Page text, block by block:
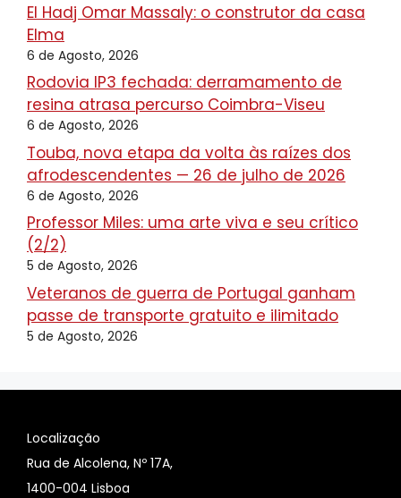
El Hadj Omar Massaly: o construtor da casa
Elma
6 de Agosto, 2026
Rodovia IP3 fechada: derramamento de
resina atrasa percurso Coimbra-Viseu
6 de Agosto, 2026
Touba, nova etapa da volta às raízes dos
afrodescendentes — 26 de julho de 2026
6 de Agosto, 2026
Professor Miles: uma arte viva e seu crítico
(2/2)
5 de Agosto, 2026
Veteranos de guerra de Portugal ganham
passe de transporte gratuito e ilimitado
5 de Agosto, 2026
Localização
Rua de Alcolena, Nº 17A,
1400-004 Lisboa